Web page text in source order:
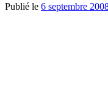
Publié le 6 septembre